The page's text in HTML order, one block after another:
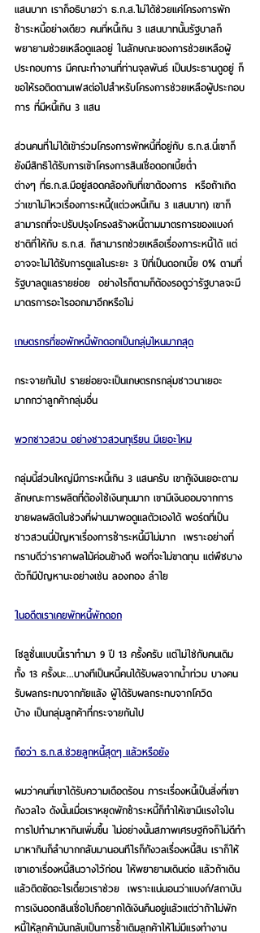
แสนบาท เราก็อธิบายว่า ธ.ก.ส.ไม่ได้ช่วยแค่โครงการพัก
ชำระหนี้อย่างเดียว คนที่หนี้เกิน 3 แสนบาทนั้นรัฐบาลก็
พยายามช่วยเหลือดูแลอยู่ ในลักษณะของการช่วยเหลือผู้
ประกอบการ มีคณะทำงานที่ท่านจุลพันธ์ เป็นประธานดูอยู่ ก็
ขอให้รอติดตามเฟสต่อไปสำหรับโครงการช่วยเหลือผู้ประกอบ
การ ที่มีหนี้เกิน 3 แสน
ส่วนคนที่ไม่ได้เข้าร่วมโครงการพักหนี้ที่อยู่กับ ธ.ก.ส.นี่เขาก็
ยังมีสิทธิได้รับการเข้าโครงการสินเชื่อดอกเบี้ยต่ำ
ต่างๆ ที่ธ.ก.ส.มีอยู่สอดคล้องกับที่เขาต้องการ  หรือถ้าเกิด
ว่าเขาไม่ไหวเรื่องภาระหนี้(แต่วงหนี้เกิน 3 แสนบาท) เขาก็
สามารถที่จะปรับปรุงโครงสร้างหนี้ตามมาตรการของแบงก์
ชาติที่ให้กับ ธ.ก.ส. ก็สามารถช่วยเหลือเรื่องภาระหนี้ได้ แต่
อาจจะไม่ได้รับการดูแลในระยะ 3 ปีที่เป็นดอกเบี้ย 0% ตามที่
รัฐบาลดูแลรายย่อย  อย่างไรก็ตามก็ต้องรอดูว่ารัฐบาลจะมี
มาตรการอะไรออกมาอีกหรือไม่
เกษตรกรที่ขอพักหนี้พักดอกเป็นกลุ่มไหนมากสุด
กระจายกันไป รายย่อยจะเป็นเกษตรกรกลุ่มชาวนาเยอะ
มากกว่าลูกค้ากลุ่มอื่น
พวกชาวสวน อย่างชาวสวนทุเรียน มีเยอะไหม
กลุ่มนี้ส่วนใหญ่มีภาระหนี้เกิน 3 แสนครับ เขากู้เงินเยอะตาม
ลักษณะการผลิตที่ต้องใช้เงินทุนมาก เขามีเงินออมจากการ
ขายผลผลิตในช่วงที่ผ่านมาพอดูแลตัวเองได้ พอร์ตที่เป็น
ชาวสวนนี่ปัญหาเรื่องการชำระหนี้มีไม่มาก  เพราะอย่างที่
ทราบดีว่าราคาผลไม้ค่อนข้างดี พอที่จะไม่ขาดทุน แต่พืชบาง
ตัวก็มีปัญหานะอย่างเช่น ลองกอง ลำไย
ในอดีตเราเคยพักหนี้พักดอก
โซลูชั่นแบบนี้เราทำมา 9 ปี 13 ครั้งครับ แต่ไม่ใช่กับคนเดิม
ทั้ง 13 ครั้งนะ...บางทีเป็นหนี้คนได้รับผลจากน้ำท่วม บางคน
รับผลกระทบจากภัยแล้ง ผู้ได้รับผลกระทบจากโควิด
บ้าง เป็นกลุ่มลูกค้าที่กระจายกันไป
ถือว่า ธ.ก.ส.ช่วยลูกหนี้สุดๆ แล้วหรือยัง
ผมว่าคนที่เขาได้รับความเดือดร้อน ภาระเรื่องหนี้เป็นสิ่งที่เขา
กังวลใจ ดังนั้นเมื่อเราหยุดพักชำระหนี้ก็ทำให้เขามีแรงใจใน
การไปทำมาหากินเพิ่มขึ้น ไม่อย่างนั้นสภาพเศรษฐกิจก็ไม่ดีทำ
มาหากินก็ลำบากกลับมานอนทีไรก็กังวลเรื่องหนี้สิน เราก็ให้
เขาเอาเรื่องหนี้สินวางไว้ก่อน ให้พยายามเดินต่อ แล้วถ้าเดิน
แล้วติดขัดอะไรเดี๋ยวเราช่วย  เพราะแน่นอนว่าแบงก์/สถาบัน
การเงินออกสินเชื่อไปก็อยากได้เงินคืนอยู่แล้วแต่ว่าถ้าไม่พัก
หนี้ให้ลูกค้ามันกลับเป็นการซ้ำเติมลูกค้าให้ไม่มีแรงทำงาน